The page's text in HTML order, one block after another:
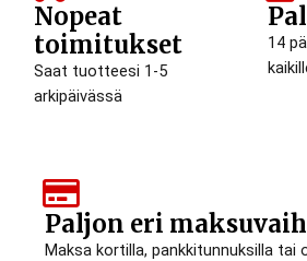
Nopeat
toimitukset
Saat tuotteesi 1-5
arkipäivässä
14
Paljon eri
Maksa kortilla, pankkitunnuksilla tai